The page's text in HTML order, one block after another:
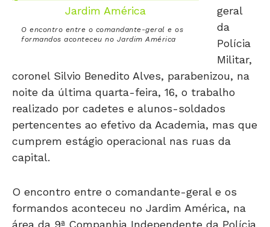
O encontro entre o comandante-geral e os
formandos aconteceu no Jardim América
geral
da
Polícia
Militar,
coronel Silvio Benedito Alves, parabenizou, na
noite da última quarta-feira, 16, o trabalho
realizado por cadetes e alunos-soldados
pertencentes ao efetivo da Academia, mas que
cumprem estágio operacional nas ruas da
capital.
O encontro entre o comandante-geral e os
formandos aconteceu no Jardim América, na
área da 9ª Companhia Independente da Polícia